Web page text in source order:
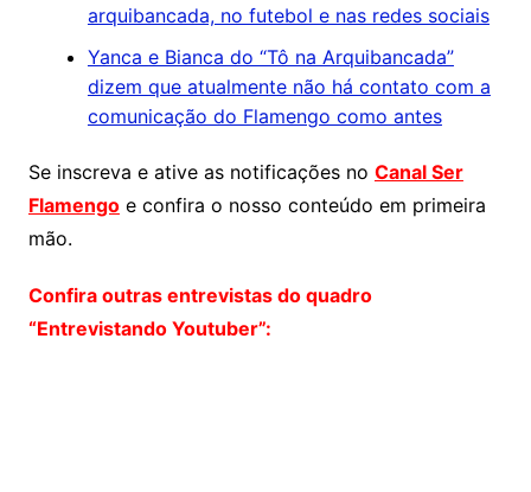
arquibancada, no futebol e nas redes sociais
Yanca e Bianca do “Tô na Arquibancada”
dizem que atualmente não há contato com a
comunicação do Flamengo como antes
Se inscreva e ative as notificações no Canal Ser
Flamengoe confira o nosso conteúdo em primeira
mão.
Confira outras entrevistas do quadro
“Entrevistando Youtuber”: